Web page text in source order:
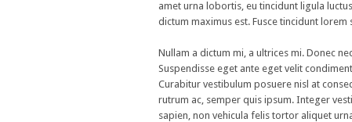
amet urna lobortis, eu tincidunt ligula
dictum maximus est. Fusce tincidunt
Nullam a dictum mi, a ultrices mi. Donec
Suspendisse eget ante eget velit
Curabitur vestibulum posuere nisl at
rutrum ac, semper quis ipsum. Integer
sapien, non vehicula felis tortor aliquet